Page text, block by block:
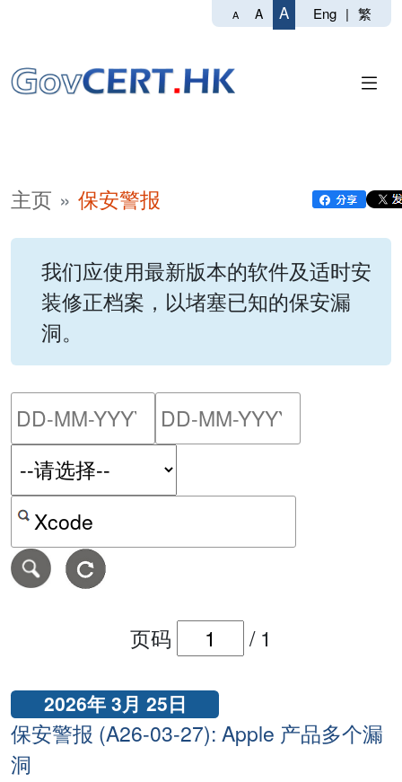
A A A Eng | 繁
主页 保安警报
我们应使用最新版本的软件及适时安
装修正档案，以堵塞已知的保安漏
洞。
请输入搜索日期范围的开
按关键字或 CVE ID 搜寻保安警报
页码 / 1
2026年 3月 25日
保安警报 (A26-03-27): Apple 产品多个漏
洞